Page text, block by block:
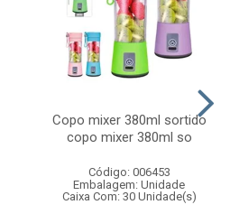
Copo mixer 380ml sortido
copo mixer 380ml so
Código: 006453
Embalagem: Unidade
Caixa Com: 30 Unidade(s)